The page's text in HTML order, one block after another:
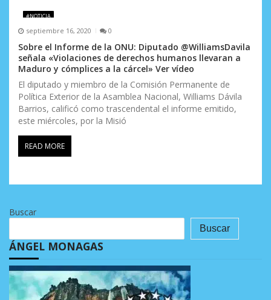
#NOTICIA
septiembre 16, 2020 0
Sobre el Informe de la ONU: Diputado @WilliamsDavila
señala «Violaciones de derechos humanos llevaran a
Maduro y cómplices a la cárcel» Ver vídeo
El diputado y miembro de la Comisión Permanente de
Política Exterior de la Asamblea Nacional, Williams Dávila
Barrios, calificó como trascendental el informe emitido,
este miércoles, por la Misió
READ MORE
Buscar
Buscar
ÁNGEL MONAGAS